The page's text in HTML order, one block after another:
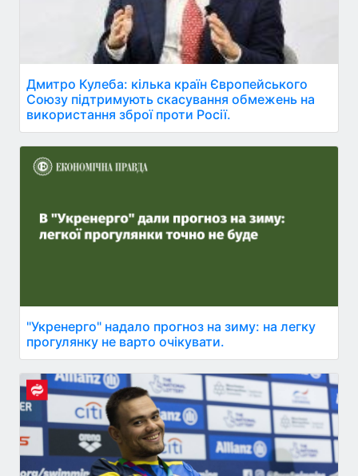
Дмитро Кулеба: кілька країн Європейського
Союзу підтримують скасування обмежень на
використання зброї проти Росії.
"Укренерго" надало прогноз на зиму: на легку
прогулянку не варто очікувати.